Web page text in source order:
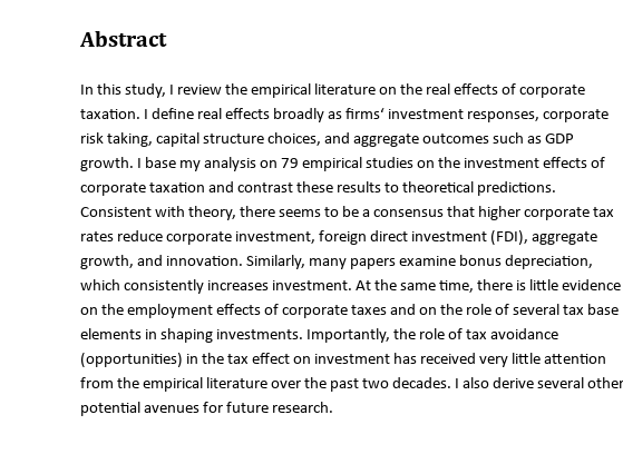
Abstract
In this study, I review the empirical literature on the real effects of corporate
taxation. I define real effects broadly as firms‘ investment responses, corporate
risk taking, capital structure choices, and aggregate outcomes such as GDP
growth. I base my analysis on 79 empirical studies on the investment effects of
corporate taxation and contrast these results to theoretical predictions.
Consistent with theory, there seems to be a consensus that higher corporate tax
rates reduce corporate investment, foreign direct investment (FDI), aggregate
growth, and innovation. Similarly, many papers examine bonus depreciation,
which consistently increases investment. At the same time, there is little evidence
on the employment effects of corporate taxes and on the role of several tax base
elements in shaping investments. Importantly, the role of tax avoidance
(opportunities) in the tax effect on investment has received very little attention
from the empirical literature over the past two decades. I also derive several other
potential avenues for future research.